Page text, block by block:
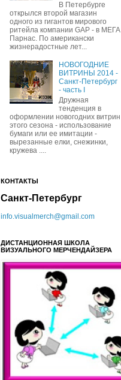
В Петербурге
открылся второй магазин
одного из гигантов мирового
ритейла компании GAP - в МЕГА
Парнас. По американски
жизнерадостные лет...
НОВОГОДНИЕ
ВИТРИНЫ 2014 -
Санкт-Петербург
- часть I
Дружная
тенденция в
оформлении новогодних витрин
этого сезона - использование
бумаги или ее имитации -
вырезанные елки, снежинки,
кружева ....
КОНТАКТЫ
Санкт-Петербург
info.visualmerch@gmail.com
ДИСТАНЦИОННАЯ ШКОЛА
ВИЗУАЛЬНОГО МЕРЧЕНДАЙЗЕРА